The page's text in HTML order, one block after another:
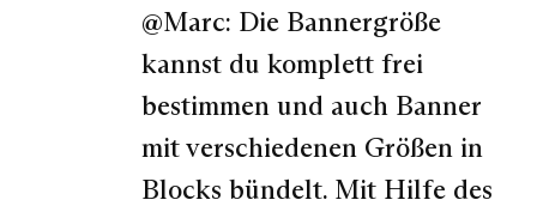
@Marc: Die Bannergröße
kannst du komplett frei
bestimmen und auch Banner
mit verschiedenen Größen in
Blocks bündelt. Mit Hilfe des